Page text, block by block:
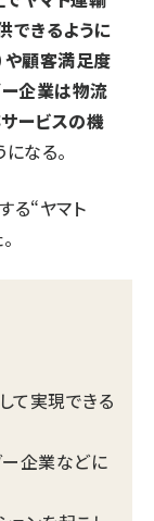
できるように
や顧客満足度
企業は物流
ービスの機
になる。
る“ヤマト
て実現できる
企業などに